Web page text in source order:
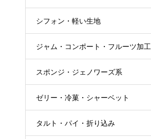
シフォン・軽い生地
ジャム・コンポート・フルーツ加工
スポンジ・ジェノワーズ系
ゼリー・冷菓・シャーベット
タルト・パイ・折り込み